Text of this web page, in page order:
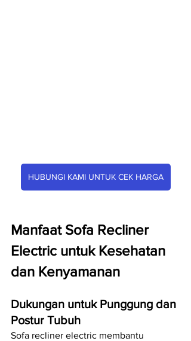
HUBUNGI KAMI UNTUK CEK HARGA
Manfaat Sofa Recliner
Electric untuk Kesehatan
dan Kenyamanan
Dukungan untuk Punggung dan
Postur Tubuh
Sofa recliner electric membantu